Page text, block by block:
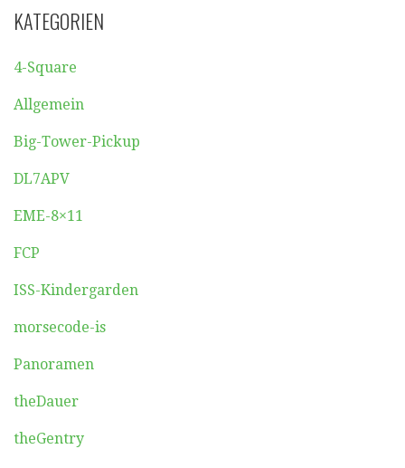
KATEGORIEN
4-Square
Allgemein
Big-Tower-Pickup
DL7APV
EME-8×11
FCP
ISS-Kindergarden
morsecode-is
Panoramen
theDauer
theGentry